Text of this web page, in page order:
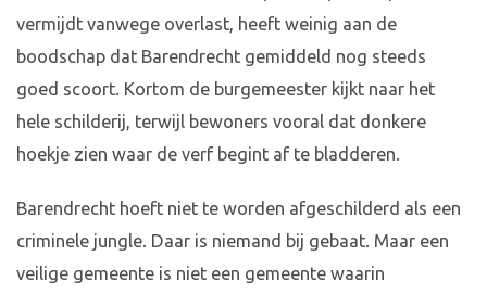
vermijdt vanwege overlast, heeft weinig aan de
boodschap dat Barendrecht gemiddeld nog steeds
goed scoort. Kortom de burgemeester kijkt naar het
hele schilderij, terwijl bewoners vooral dat donkere
hoekje zien waar de verf begint af te bladderen.
Barendrecht hoeft niet te worden afgeschilderd als een
criminele jungle. Daar is niemand bij gebaat. Maar een
veilige gemeente is niet een gemeente waarin